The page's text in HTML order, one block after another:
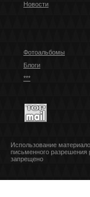
Новости
Фотоальбомы
Блоги
***
Использование
письменного разрешения
запрещено